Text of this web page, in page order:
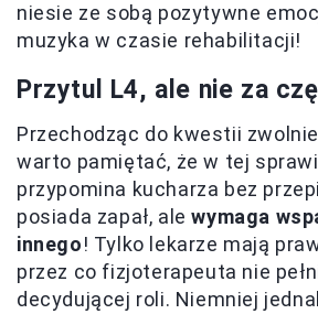
niesie ze sobą pozytywne
muzyka w czasie rehabilitacji!
Przytul L4, ale nie za
Przechodząc do kwestii
warto pamiętać, że w tej
przypomina kucharza bez
posiada zapał, alewymaga
innego! Tylko lekarze mają
przez co fizjoterapeuta nie
decydującej roli. Niemniej